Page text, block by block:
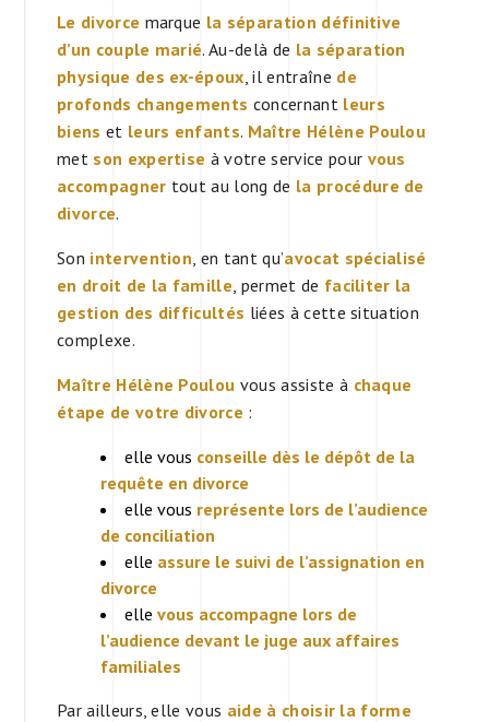
Le divorce marque la séparation définitive
d’un couple marié. Au-delà de la séparation
physique des ex-époux , il entraîne de
profonds changements concernant leurs
biens et leurs enfants. Maître Hélène Poulou
met son expertise à votre service pour vous
accompagner tout au long de la procédure de
divorce.
Son intervention , en tant qu’avocat spécialisé
en droit de la famille , permet de faciliter la
gestion des difficultés liées à cette situation
complexe.
Maître Hélène Poulou vous assiste à chaque
étape de votre divorce :
elle vous conseille dès le dépôt de la
requête en divorce
elle vous représente lors de l’audience
de conciliation
elle assure le suivi de l’assignation en
divorce
elle vous accompagne lors de
l’audience devant le juge aux affaires
familiales
Par ailleurs, elle vous aide à choisir la forme